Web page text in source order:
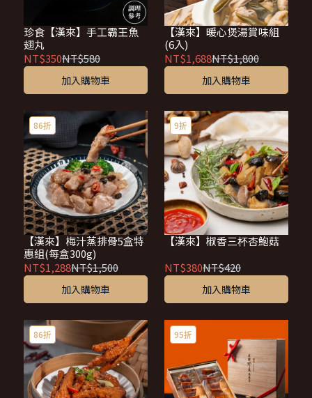
珍食【漢來】手工霸王魚
翅丸
NT$350NT$580
加入購物車
【漢來】暖心煲湯賞味組
(6入)
NT$1,688NT$1,800
加入購物車
86折
【漢來】梅汁蒸排骨5盒特
惠組(每盒300g)
NT$1,288NT$1,500
加入購物車
9折
【漢來】椒香三杯杏鮑菇
NT$380NT$420
加入購物車
86折 95折